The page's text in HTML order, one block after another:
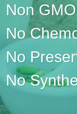
Non GMO
No
No
No